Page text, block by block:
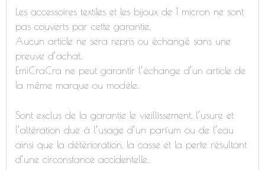
Les accessoires textiles et les bijoux de 1 micron ne sont
pas couverts par cette garantie.
Aucun article ne sera repris ou échangé sans une
preuve d’achat.
EmiCraCra ne peut garantir l’échange d’un article de
la même marque ou modèle.
Sont exclus de la garantie le vieillissement, l’usure et
l’altération due à l’usage d’un parfum ou de l’eau
ainsi que la détérioration, la casse et la perte résultant
d’une circonstance accidentelle.